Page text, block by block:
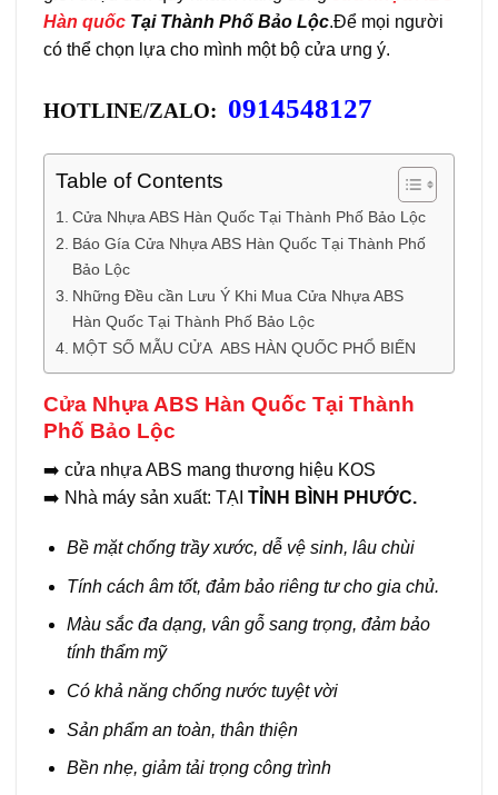
Hàn quốc Tại Thành Phố Bảo Lộc.Để mọi người
có thể chọn lựa cho mình một bộ cửa ưng ý.
HOTLINE/ZALO: 0914548127
Table of Contents
Cửa Nhựa ABS Hàn Quốc Tại Thành Phố Bảo Lộc
Báo Gía Cửa Nhựa ABS Hàn Quốc Tại Thành Phố
Bảo Lộc
Những Đều cần Lưu Ý Khi Mua Cửa Nhựa ABS
Hàn Quốc Tại Thành Phố Bảo Lộc
MỘT SỐ MẪU CỬA ABS HÀN QUỐC PHỔ BIẾN
Cửa Nhựa ABS Hàn Quốc Tại Thành
Phố Bảo Lộc
➡️ cửa nhựa ABS mang thương hiệu KOS
➡️ Nhà máy sản xuất: TẠI TỈNH BÌNH PHƯỚC.
Bề mặt chống trầy xước, dễ vệ sinh, lâu chùi
Tính cách âm tốt, đảm bảo riêng tư cho gia chủ.
Màu sắc đa dạng, vân gỗ sang trọng, đảm bảo
tính thẩm mỹ
Có khả năng chống nước tuyệt vời
Sản phẩm an toàn, thân thiện
Bền nhẹ, giảm tải trọng công trình